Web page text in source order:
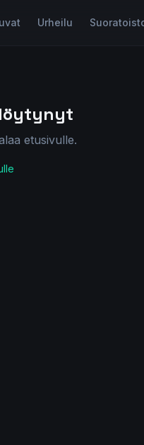
Urheilu
löytynyt
etusivulle.